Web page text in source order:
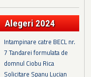
Alegeri 2024
Intampinare catre BECL nr.
7 Tandarei formulata de
domnul Ciobu Rica
Solicitare Spanu Lucian